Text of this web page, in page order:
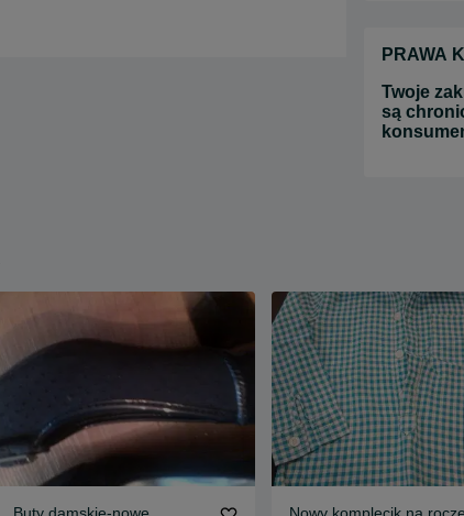
PRAWA
Twoje
są
Buty damskie-nowe
Nowy komplecik na